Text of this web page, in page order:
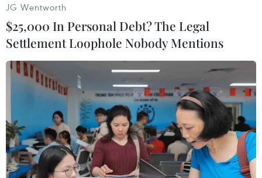
TIN LIÊN QUAN
JG Wentworth
$25,000 In Personal Debt? The Legal
Settlement Loophole Nobody Mentions